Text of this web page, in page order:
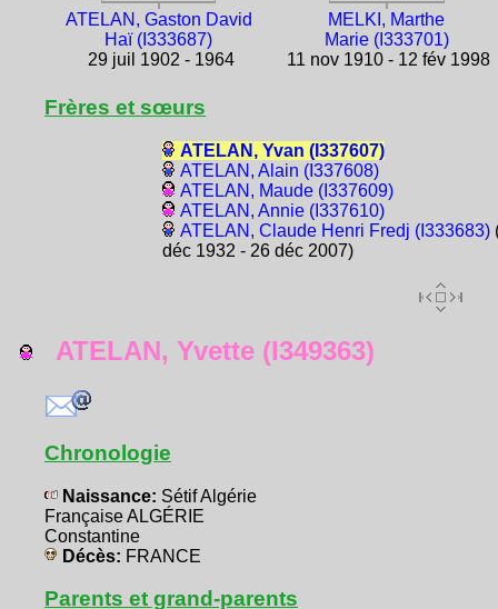
ATELAN, Gaston David
Haï (I333687)
29 juil 1902 - 1964
MELKI, Marthe
Marie (I333701)
11 nov 1910 - 12 fév 1998
Frères et sœurs
ATELAN, Yvan (I337607)
ATELAN, Alain (I337608)
ATELAN, Maude (I337609)
ATELAN, Annie (I337610)
ATELAN, Claude Henri Fredj (I333683)
déc 1932 - 26 déc 2007)
ATELAN, Yvette (I349363)
Chronologie
Naissance: Sétif Algérie
Française ALGÉRIE
Constantine
Décès: FRANCE
Parents et grand-parents